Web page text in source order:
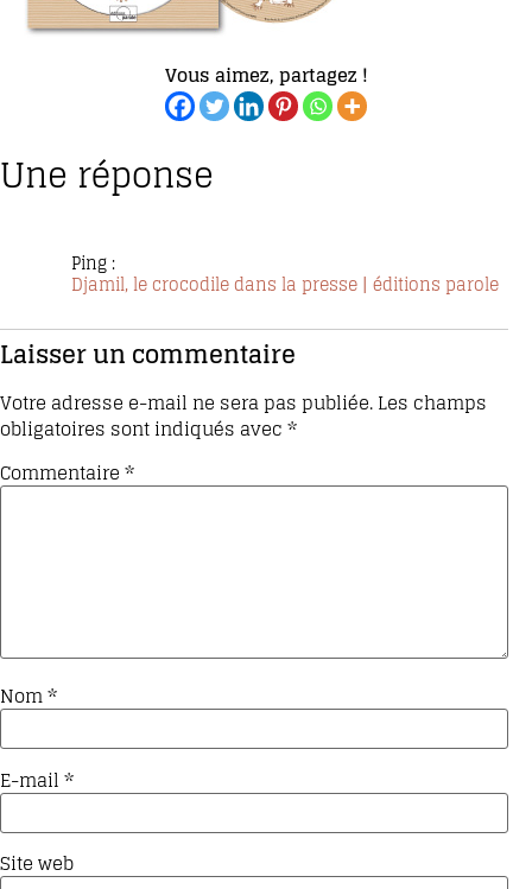
Vous aimez, partagez !
Une réponse
Ping :
Djamil, le crocodile dans la presse | éditions parole
Laisser un commentaire
Votre adresse e-mail ne sera pas publiée.Les champs
obligatoires sont indiqués avec*
Commentaire*
Nom*
E-mail*
Site web